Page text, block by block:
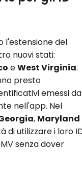
l'estensione del
nuovi stati:
eWest Virginia.
presto
emessi
nell'app. Nel
, Maryland
di utilizzare i loro
senza dover